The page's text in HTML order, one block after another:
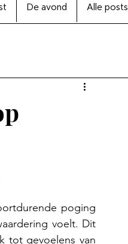
De avond Alle posts
poging
voelt. Dit
tot gevoelens van